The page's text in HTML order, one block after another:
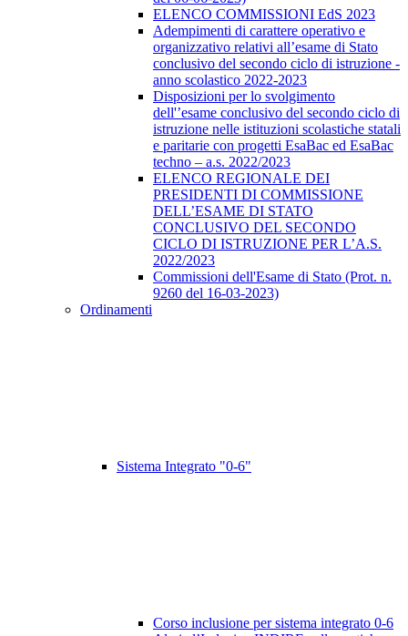
ELENCO COMMISSIONI EdS 2023
Adempimenti di carattere operativo e
organizzativo relativi all’esame di Stato
conclusivo del secondo ciclo di istruzione -
anno scolastico 2022-2023
Disposizioni per lo svolgimento
dell'’esame conclusivo del secondo ciclo di
istruzione nelle istituzioni scolastiche statali
e paritarie con progetti EsaBac ed EsaBac
techno – a.s. 2022/2023
ELENCO REGIONALE DEI
PRESIDENTI DI COMMISSIONE
DELL’ESAME DI STATO
CONCLUSIVO DEL SECONDO
CICLO DI ISTRUZIONE PER L’A.S.
2022/2023
Commissioni dell'Esame di Stato (Prot. n.
9260 del 16-03-2023)
Ordinamenti
Sistema Integrato "0-6"
Corso inclusione per sistema integrato 0-6